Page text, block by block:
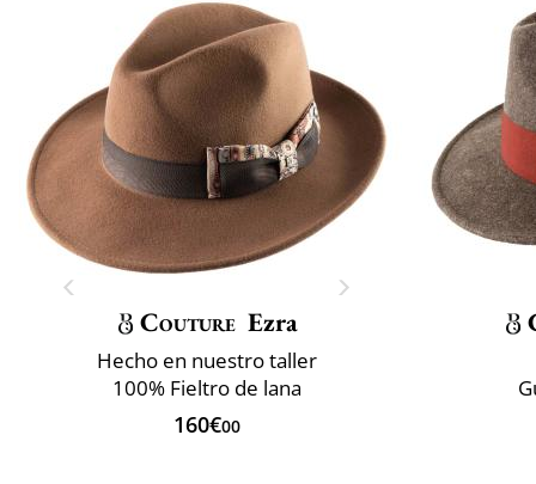
Couture Ezra
Hecho en nuestro taller
100% Fieltro de lana
160€00